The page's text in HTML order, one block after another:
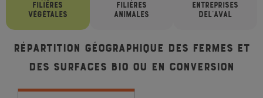
FILIÈRES
VÉGÉTALES
FILIÈRES
ANIMALES
ENTREPRISES
DEL'AVAL
Répartition géographique des fermes et
des surfaces bio ou en conversion